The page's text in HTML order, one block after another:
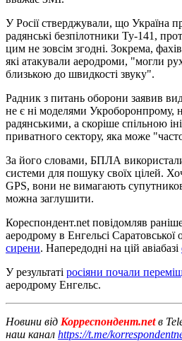
У Росії стверджували, що Україна
радянські безпілотники Ту-141,
цим не зовсім згодні. Зокрема,
які атакували аеродроми, "могли
близькою до швидкості звуку".
Радник з питань оборони заявив
не є ні моделями Укроборонпрому,
радянськими, а скоріше спільною
приватного сектору, яка може
За його словами, БПЛА використали
системи для пошуку своїх цілей.
GPS, вони не вимагають
можна заглушити.
Кореспондент.net повідомляв
аеродрому в Енгельсі Саратовської
сирени. Напередодні на цій авіабазі
У результаті росіяни почали
аеродрому Енгельс.
Новини від Корреспондент.netв
наш канал https://t.me/